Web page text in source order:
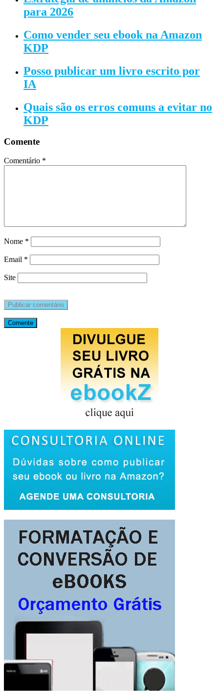
para 2026
Como vender seu ebook na Amazon
KDP
Posso publicar um livro escrito por
IA
Quais são os erros comuns a evitar no
KDP
Comente
Comentário *
Nome *
Email *
Site